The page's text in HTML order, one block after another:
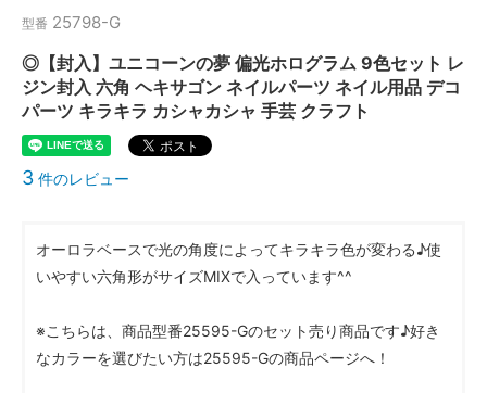
型番 25798-G
◎【封入】ユニコーンの夢 偏光ホログラム 9色セット レ
ジン封入 六角 ヘキサゴン ネイルパーツ ネイル用品 デコ
パーツ キラキラ カシャカシャ 手芸 クラフト
3 件のレビュー
オーロラベースで光の角度によってキラキラ色が変わる♪使
いやすい六角形がサイズMIXで入っています^^
※こちらは、商品型番25595-Gのセット売り商品です♪好き
なカラーを選びたい方は25595-Gの商品ページへ！